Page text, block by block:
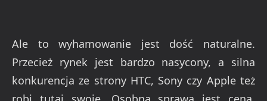
Ale to wyhamowanie jest dość naturalne.
Przecież rynek jest bardzo nasycony, a silna
konkurencja ze strony HTC, Sony czy Apple też